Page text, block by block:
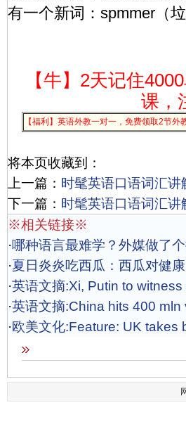
有一个新词：spmmer（
【牛】2天记住
课，
【福利】英语外教一对一，免费领取2节外
将本页收藏到：
上一篇： 时髦英语口语词汇
下一篇： 时髦英语口语词汇
※相关链接※
·哪种语言最难学？外媒做了个
·夏日炎炎吃西瓜：西瓜对健
·英语文摘:Xi, Putin to witness
·英语文摘:China hits 400 mln
·欧美文化:Feature: UK takes